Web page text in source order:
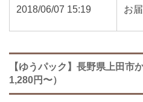
2018/06/07 15:19 お
【ゆうパック】長野県上田市
1,280円〜）